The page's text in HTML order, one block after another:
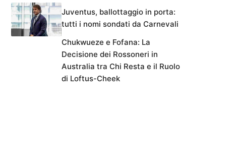
Juventus, ballottaggio in porta:
tutti i nomi sondati da Carnevali
Chukwueze e Fofana: La
Decisione dei Rossoneri in
Australia tra Chi Resta e il Ruolo
di Loftus-Cheek